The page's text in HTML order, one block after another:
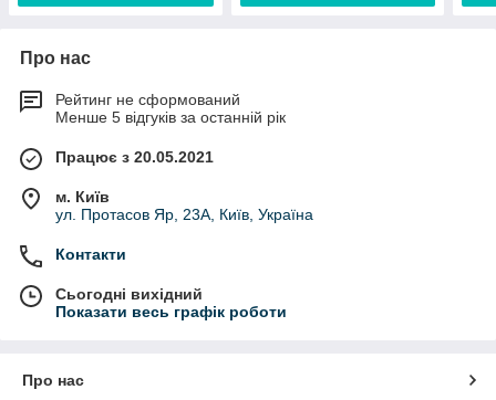
Про нас
Рейтинг не сформований
Менше 5 відгуків за останній рік
Працює з 20.05.2021
м. Київ
ул. Протасов Яр, 23А, Київ, Україна
Контакти
Сьогодні вихідний
Показати весь графік роботи
Про нас